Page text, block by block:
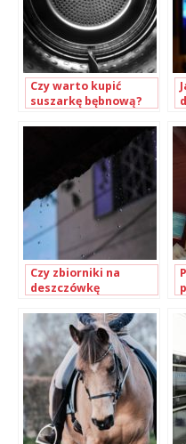
Czy warto kupić
suszarkę bębnową?
Czy zbiorniki na
deszczówkę
przydatne?